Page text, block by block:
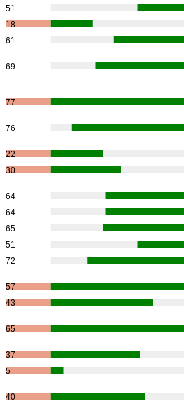
51
18
61
69
77
76
22
30
64
64
65
51
72
57
43
65
37
5
40